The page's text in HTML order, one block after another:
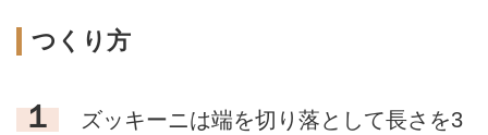
つくり方
１
ズッキーニは端を切り落として長さを3